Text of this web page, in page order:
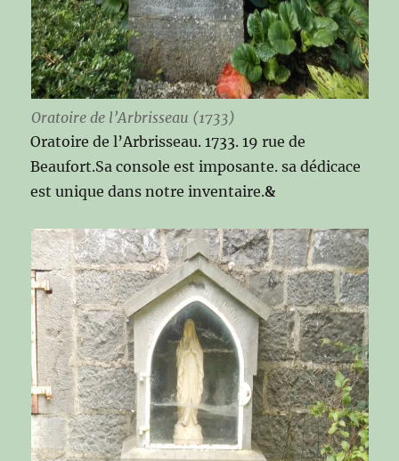
Oratoire de l’Arbrisseau (1733)
Oratoire de l’Arbrisseau. 1733. 19 rue de
Beaufort.Sa console est imposante. sa dédicace
est unique dans notre inventaire.&